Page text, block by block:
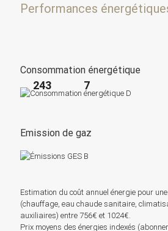
Performances
Consommation énergétique
243 7
Emission de gaz
Estimation du coût annuel énergie pour
(chauffage, eau chaude sanitaire,
auxiliaires) entre 756€ et 1024€.
Prix moyens des énergies indexés